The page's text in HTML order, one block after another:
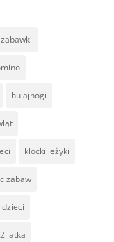
hulajnogi
klocki jeżyki
zabaw
latka